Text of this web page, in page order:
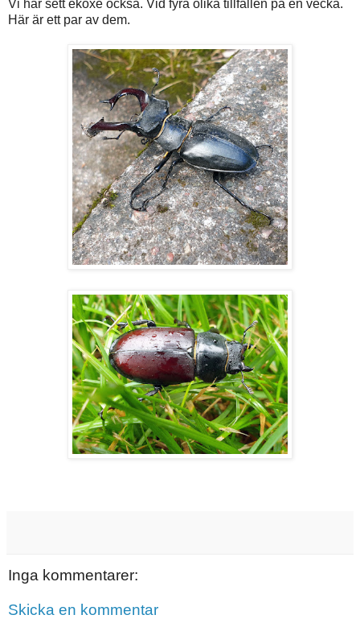
Vi har sett ekoxe också. Vid fyra olika tillfällen på en vecka.
Här är ett par av dem.
Inga kommentarer:
Skicka en kommentar